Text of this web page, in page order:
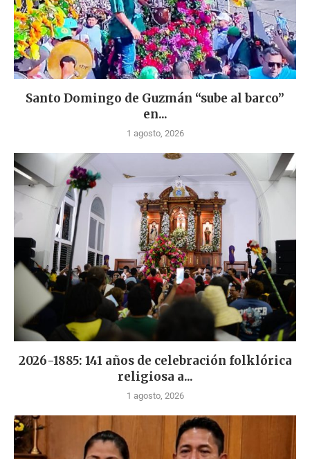
Santo Domingo de Guzmán “sube al barco”
en...
1 agosto, 2026
2026-1885: 141 años de celebración folklórica
religiosa a...
1 agosto, 2026